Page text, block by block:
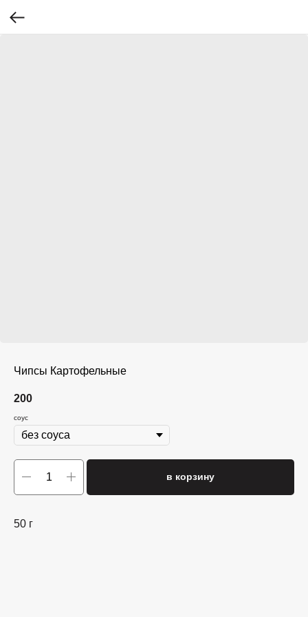
Чипсы Картофельные
200
соус
в корзину
50 г